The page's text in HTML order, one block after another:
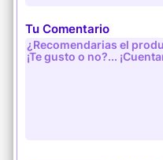
Tu Comentario